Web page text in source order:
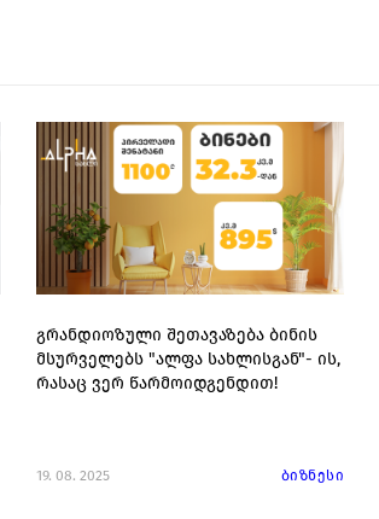
გრანდიოზული შეთავაზება ბინის
მსურველებს "ალფა სახლისგან"- ის,
რასაც ვერ წარმოიდგენდით!
19. 08. 2025 ბიზნესი